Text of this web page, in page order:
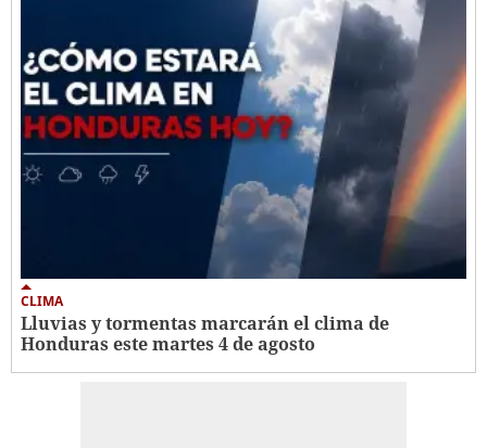
CLIMA
Lluvias y tormentas marcarán el clima de
Honduras este martes 4 de agosto